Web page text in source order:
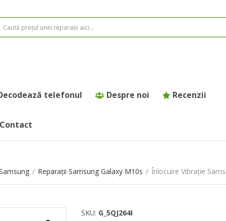
telefonul Despre noi Recenzii
Contact
/ Reparații Samsung Galaxy M10s / Înlocuire Vibrație
SKU: G_5QJ264I